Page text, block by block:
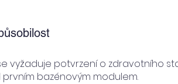
vyžaduje potvrzení o zdravotního
bazénovým modulem.